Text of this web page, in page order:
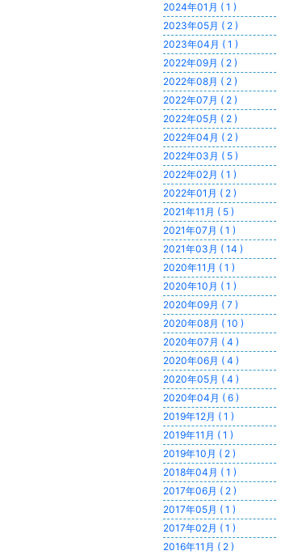
2024年01月 ( 1 )
2023年05月 ( 2 )
2023年04月 ( 1 )
2022年09月 ( 2 )
2022年08月 ( 2 )
2022年07月 ( 2 )
2022年05月 ( 2 )
2022年04月 ( 2 )
2022年03月 ( 5 )
2022年02月 ( 1 )
2022年01月 ( 2 )
2021年11月 ( 5 )
2021年07月 ( 1 )
2021年03月 ( 14 )
2020年11月 ( 1 )
2020年10月 ( 1 )
2020年09月 ( 7 )
2020年08月 ( 10 )
2020年07月 ( 4 )
2020年06月 ( 4 )
2020年05月 ( 4 )
2020年04月 ( 6 )
2019年12月 ( 1 )
2019年11月 ( 1 )
2019年10月 ( 2 )
2018年04月 ( 1 )
2017年06月 ( 2 )
2017年05月 ( 1 )
2017年02月 ( 1 )
2016年11月 ( 2 )